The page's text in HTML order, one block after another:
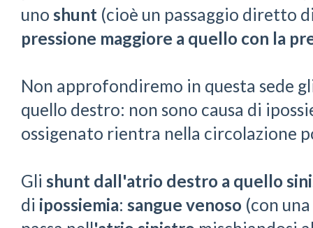
uno shunt (cioè un passaggio diretto
pressione maggiore a quello con la
Non approfondiremo in questa sede
quello destro: non sono causa di
ossigenato rientra nella circolazione
Gli shunt dall'atrio destro a quello
di ipossiemia: sangue venoso (con una